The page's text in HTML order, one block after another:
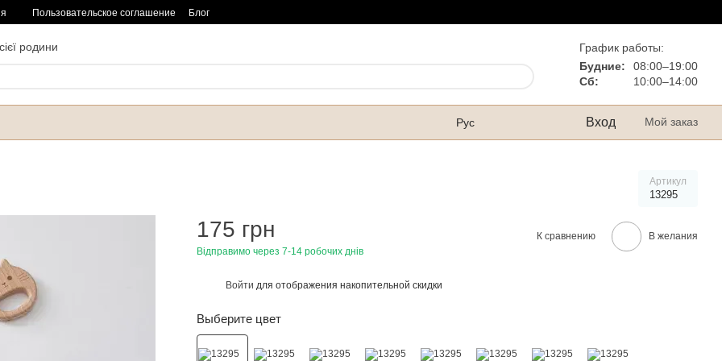
Пользовательское соглашение Блог
родини
График работы:
Будние:
08:00–19:00
Сб:
10:00–14:00
Рус Вход Мой заказ
Артикул
13295
175 грн
Відправимо через 7-14 робочих днів
К сравнению В желания
Войти для отображения накопительной скидки
Выберите цвет